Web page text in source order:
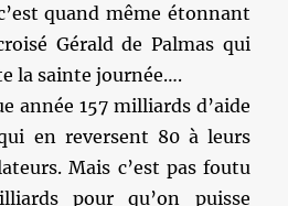
quand même étonnant
Gérald de Palmas qui
la sainte journée….
année 157 milliards d’aide
en reversent 80 à leurs
Mais c’est pas foutu
pour qu’on puisse